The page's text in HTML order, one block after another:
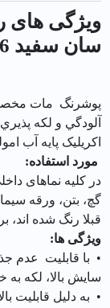
ویژگی های
سان سفيد 206 ساندورا دبه
پوشرنگ مات
آلودگي و لكه
اکریلیک پايه آب
مورد استفاده:
در کلیه نماهای
گچ، بتن، ورقه
قبلا رنگ شده
ویژگی ها:
• با قابلیت عدم
سايش بالا، لکه به
• به دلیل قابلیت